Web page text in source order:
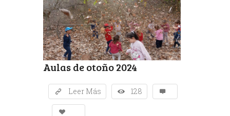
Aulas de otoño 2024
Leer Más 128